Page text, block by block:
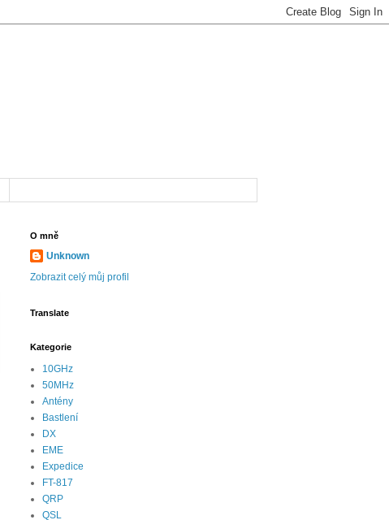
O mně
Unknown
Zobrazit celý můj profil
Translate
Kategorie
10GHz
50MHz
Antény
Bastlení
DX
EME
Expedice
FT-817
QRP
QSL